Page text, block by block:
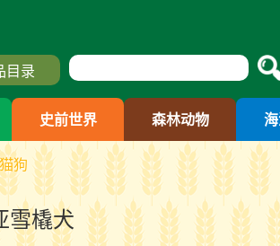
目录
史前世界 森林动物
狗
雪橇犬